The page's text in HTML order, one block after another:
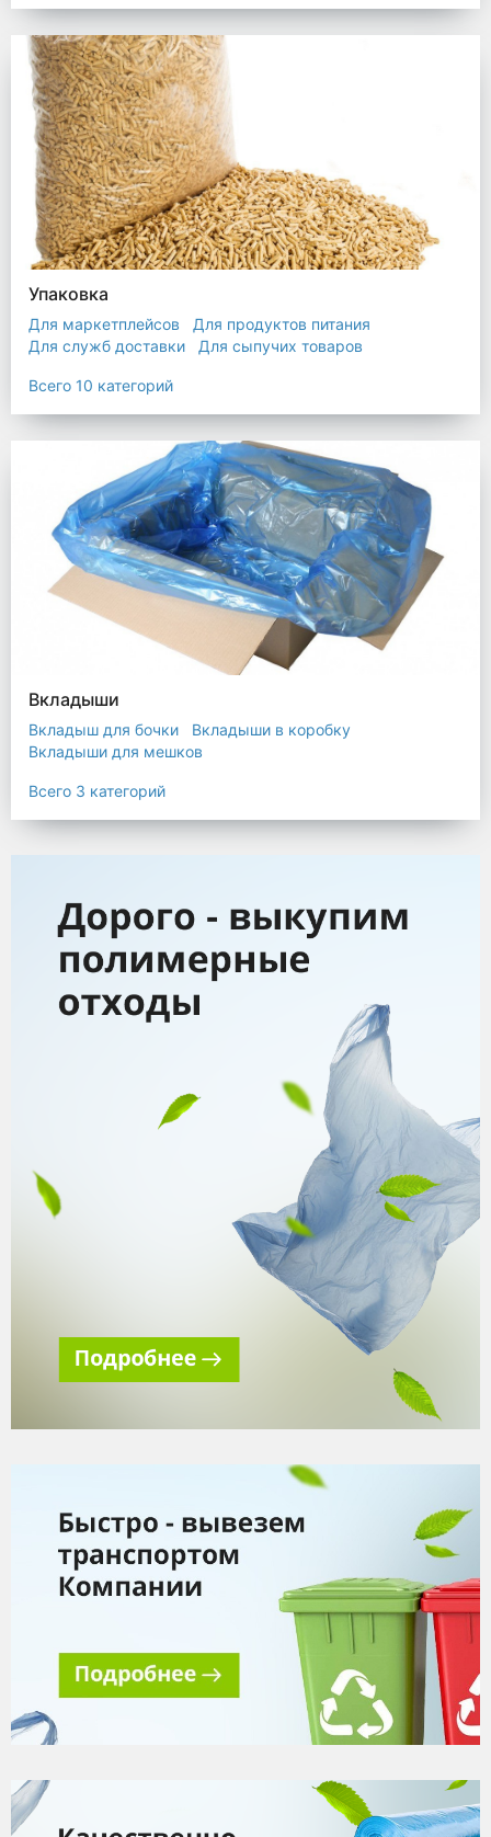
Упаковка
Для маркетплейсов
Для продуктов питания
Для служб доставки
Для сыпучих товаров
Промышленная упаковка
Прочая полиэтиленовая упаковка
Всего 10 категорий
Вкладыши
Вкладыш для бочки
Вкладыши в коробку
Вкладыши для мешков
Всего 3 категорий